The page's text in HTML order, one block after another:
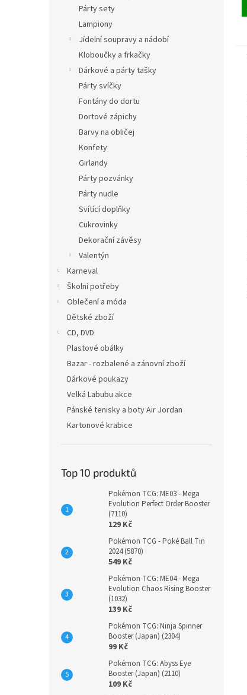
Párty sety
Lampiony
Jídelní soupravy a nádobí
Kloboučky a frkačky
Dárkové a párty tašky
Párty svíčky
Fontány do dortu
Dortové zápichy
Barvy na obličej
Konfety
Girlandy
Párty pozvánky
Párty nudle
Svítící doplňky
Cukrovinky
Dekorační závěsy
Valentýn
Karneval
Školní potřeby
Oblečení a móda
Dětské zboží
CD, DVD
Plastové obálky
Bazar - rozbalené a zánovní zboží
Dárkové poukazy
Velká Labubu akce
Pánské tenisky a boty Air Jordan
Kartonové krabice
Top 10 produktů
Pokémon TCG: ME03 - Mega
Evolution Perfect Order Booster
(7110)
129 Kč
Pokémon TCG - Poké Ball Tin
2024 (5870)
549 Kč
Pokémon TCG: ME04 - Mega
Evolution Chaos Rising Booster
(1032)
139 Kč
Pokémon TCG: Ninja Spinner
Booster (Japan) (2304)
99 Kč
Pokémon TCG: Abyss Eye
Booster (Japan) (2110)
109 Kč